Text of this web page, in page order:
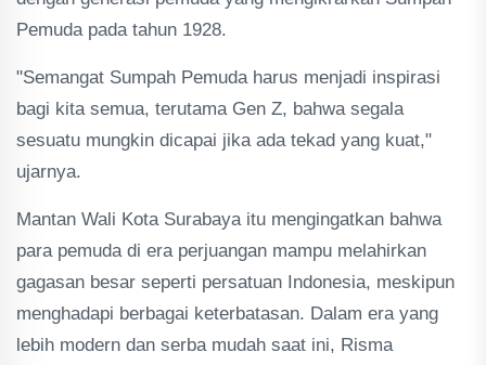
Pemuda pada tahun 1928.
"Semangat Sumpah Pemuda harus menjadi inspirasi
bagi kita semua, terutama Gen Z, bahwa segala
sesuatu mungkin dicapai jika ada tekad yang kuat,"
ujarnya.
Mantan Wali Kota Surabaya itu mengingatkan bahwa
para pemuda di era perjuangan mampu melahirkan
gagasan besar seperti persatuan Indonesia, meskipun
menghadapi berbagai keterbatasan. Dalam era yang
lebih modern dan serba mudah saat ini, Risma